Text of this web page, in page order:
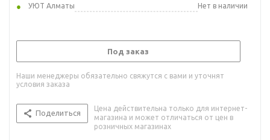
УЮТ Алматы
Нет в наличии
Под заказ
Наши менеджеры обязательно свяжутся с вами и уточнят
условия заказа
Поделиться
Цена действительна только для интернет-
магазина и может отличаться от цен в
розничных магазинах